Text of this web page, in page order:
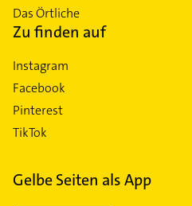
Das Örtliche
Zu finden auf
Instagram
Facebook
Pinterest
TikTok
Gelbe Seiten als App